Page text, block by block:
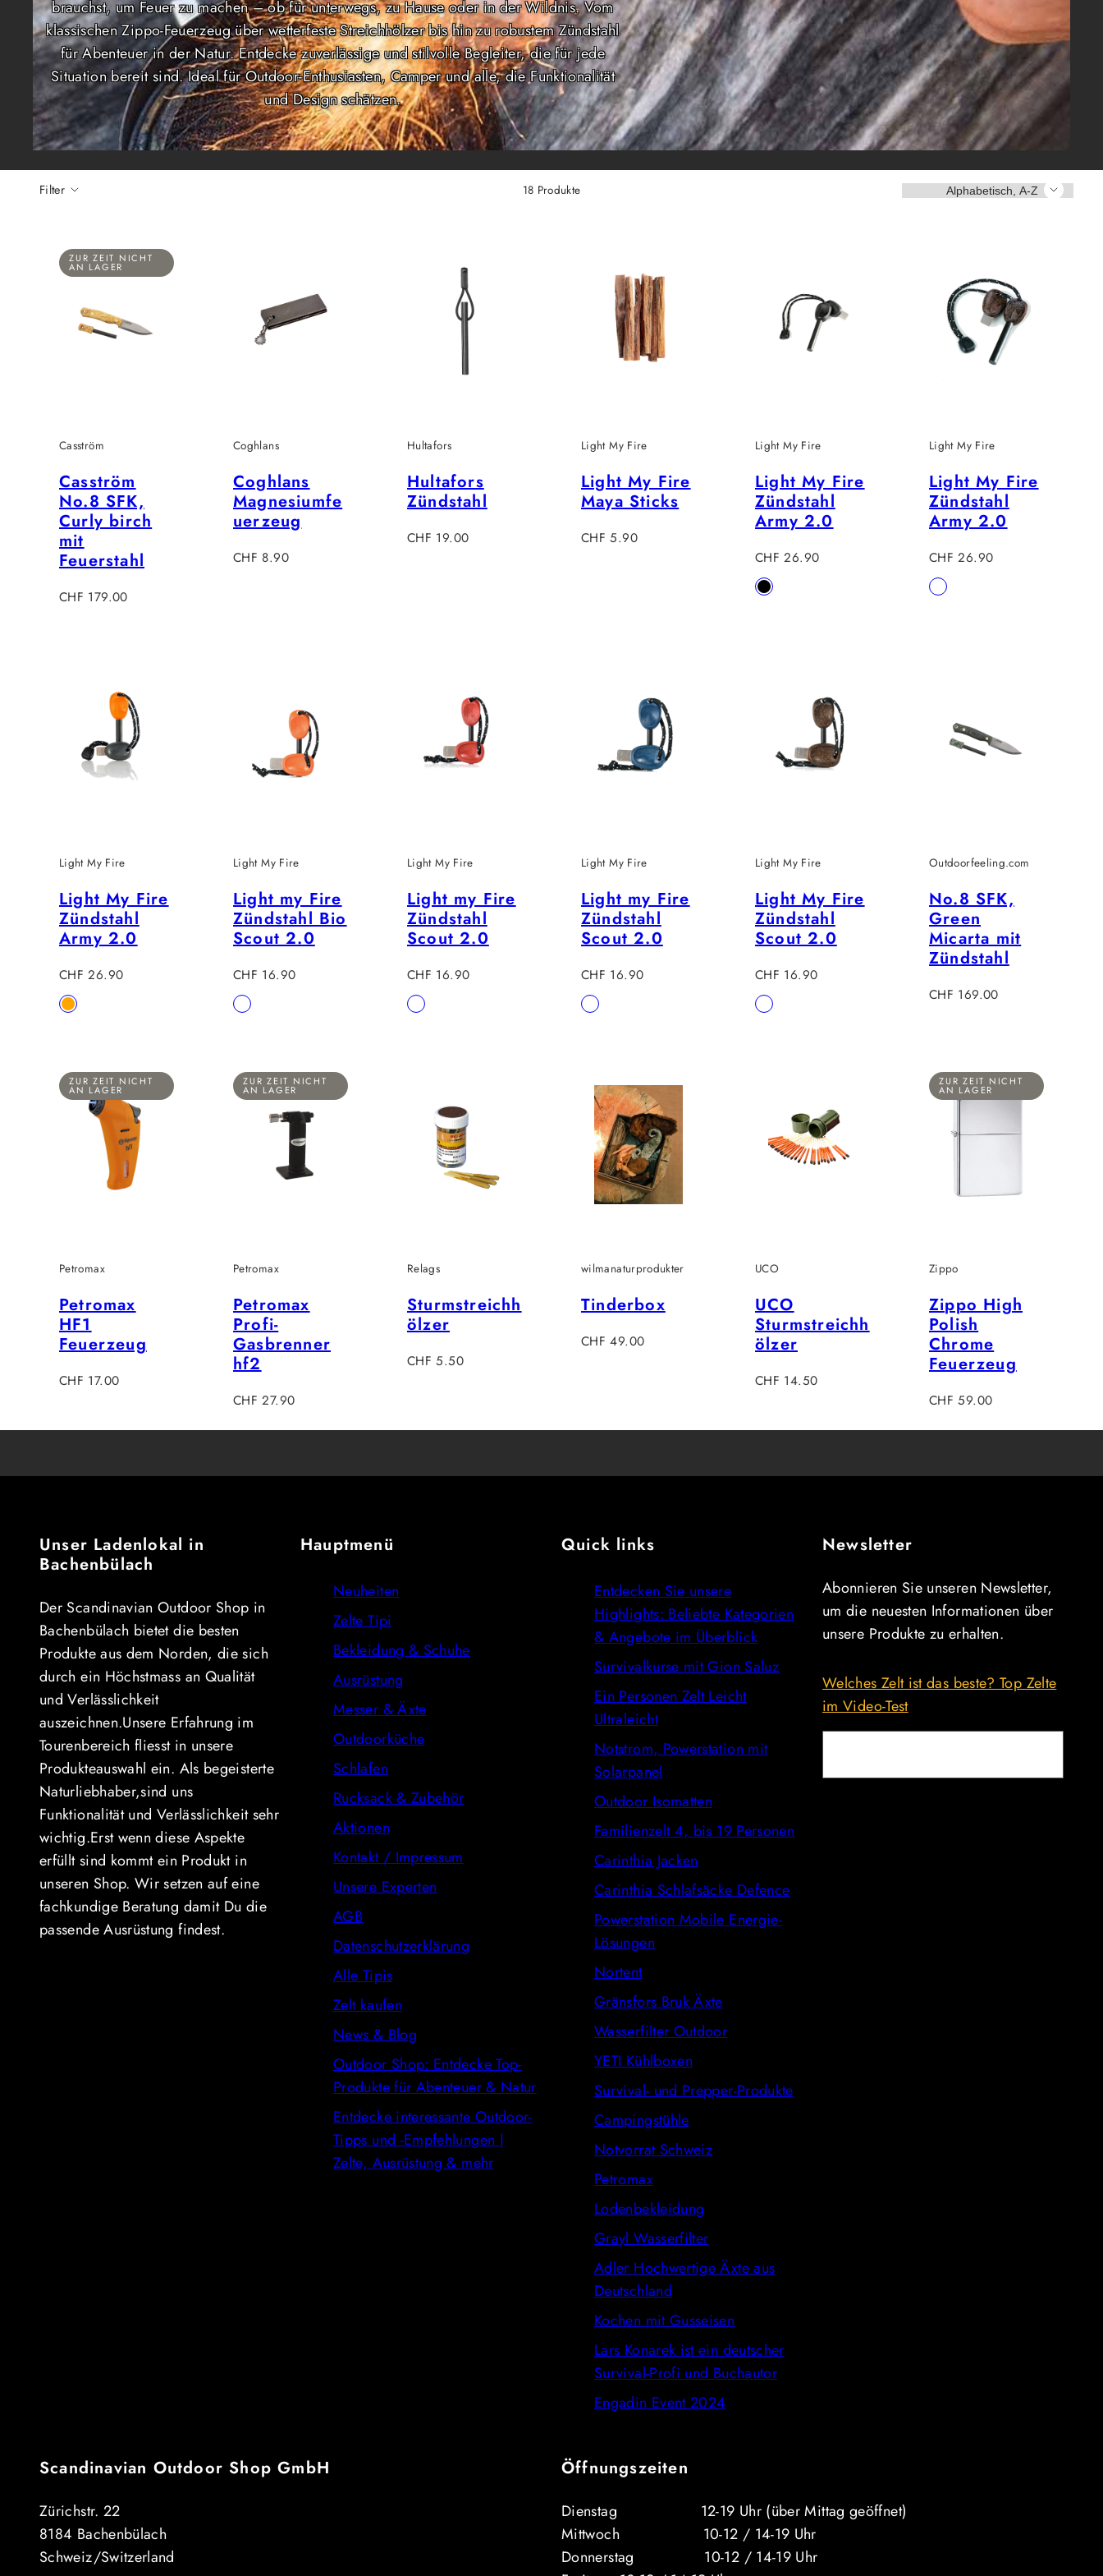
brauchst, um Feuer zu machen – ob für unterwegs, zu Hause oder in der Wildnis. Vom
klassischen Zippo-Feuerzeug über wetterfeste Streichhölzer bis hin zu robustem Zündstahl
für Abenteuer in der Natur. Entdecke zuverlässige und stilvolle Begleiter, die für jede
Situation bereit sind. Ideal für Outdoor-Enthusiasten, Camper und alle, die Funktionalität
und Design schätzen.
18 Produkte
Filter Sortieren
ZUR ZEIT NICHT
AN LAGER
Casström
Casström
No.8 SFK,
Curly birch
mit
Feuerstahl
Regulärer
CHF 179.00
Coghlans
Coghlans
Magnesiumfe
uerzeug
Regulärer
CHF 8.90
Hultafors
Hultafors
Zündstahl
Regulärer
CHF 19.00
Light My Fire
Light My Fire
Maya Sticks
Regulärer
CHF 5.90
Light My Fire
Light My Fire
Zündstahl
Army 2.0
Regulärer
Preis
CHF 26.90
Verfügbar
Black
Light My Fire
Light My Fire
Zündstahl
Army 2.0
Regulärer
Preis
CHF 26.90
Verfügbar
Coconut
Light My Fire
Light My Fire
Zündstahl
Army 2.0
Regulärer
Preis
CHF 26.90
Verfügbar
Orange
Light My Fire
Light my Fire
Zündstahl Bio
Scout 2.0
Regulärer
Preis
CHF 16.90
Verfügbar
Rustyorange
Light My Fire
Light my Fire
Zündstahl
Scout 2.0
Regulärer
Preis
CHF 16.90
Verfügbar
Rot
Light My Fire
Light my Fire
Zündstahl
Scout 2.0
Regulärer
Preis
CHF 16.90
Verfügbar
Blau
Light My Fire
Light My Fire
Zündstahl
Scout 2.0
Regulärer
Preis
CHF 16.90
Verfügbar
Coconut
Outdoorfeeling.com
No.8 SFK,
Green
Micarta mit
Zündstahl
Regulärer
CHF 169.00
ZUR ZEIT NICHT
AN LAGER
Petromax
Petromax
HF1
Feuerzeug
Regulärer
CHF 17.00
ZUR ZEIT NICHT
AN LAGER
Petromax
Petromax
Profi-
Gasbrenner
hf2
Regulärer
CHF 27.90
Relags
Sturmstreichh
ölzer
Regulärer
CHF 5.50
wilmanaturprodukter
Tinderbox
Regulärer
CHF 49.00
UCO
UCO
Sturmstreichh
ölzer
Regulärer
CHF 14.50
ZUR ZEIT NICHT
AN LAGER
Zippo
Zippo High
Polish
Chrome
Feuerzeug
Regulärer
CHF 59.00
Unser Ladenlokal in
Bachenbülach
Der Scandinavian Outdoor Shop in
Bachenbülach bietet die besten
Produkte aus dem Norden, die sich
durch ein Höchstmass an Qualität
und Verlässlichkeit
auszeichnen.Unsere Erfahrung im
Tourenbereich fliesst in unsere
Produkteauswahl ein. Als begeisterte
Naturliebhaber,sind uns
Funktionalität und Verlässlichkeit sehr
wichtig.Erst wenn diese Aspekte
erfüllt sind kommt ein Produkt in
unseren Shop. Wir setzen auf eine
fachkundige Beratung damit Du die
passende Ausrüstung findest.
Hauptmenü
Neuheiten
Zelte Tipi
Bekleidung & Schuhe
Ausrüstung
Messer & Äxte
Outdoorküche
Schlafen
Rucksack & Zubehör
Aktionen
Kontakt / Impressum
Unsere Experten
AGB
Datenschutzerklärung
Alle Tipis
Zelt kaufen
News & Blog
Outdoor Shop: Entdecke Top-
Produkte für Abenteuer & Natur
Entdecke interessante Outdoor-
Tipps und -Empfehlungen |
Zelte, Ausrüstung & mehr
Quick links
Entdecken Sie unsere
Highlights: Beliebte Kategorien
& Angebote im Überblick
Survivalkurse mit Gion Saluz
Ein Personen Zelt Leicht
Ultraleicht
Notstrom, Powerstation mit
Solarpanel
Outdoor Isomatten
Familienzelt 4, bis 19 Personen
Carinthia Jacken
Carinthia Schlafsäcke Defence
Powerstation Mobile Energie-
Lösungen
Nortent
Gränsfors Bruk Äxte
Wasserfilter Outdoor
YETI Kühlboxen
Survival- und Prepper-Produkte
Campingstühle
Notvorrat Schweiz
Petromax
Lodenbekleidung
Grayl Wasserfilter
Adler Hochwertige Äxte aus
Deutschland
Kochen mit Gusseisen
Lars Konarek ist ein deutscher
Survival-Profi und Buchautor
Engadin Event 2024
Newsletter
Abonnieren Sie unseren Newsletter,
um die neuesten Informationen über
unsere Produkte zu erhalten.
Welches Zelt ist das beste? Top Zelte
im Video-Test
Scandinavian Outdoor Shop GmbH
Zürichstr. 22
8184 Bachenbülach
Schweiz/Switzerland
Öffnungszeiten
Dienstag 12-19 Uhr (über Mittag geöffnet)
Mittwoch 10-12 / 14-19 Uhr
Donnerstag 10-12 / 14-19 Uhr